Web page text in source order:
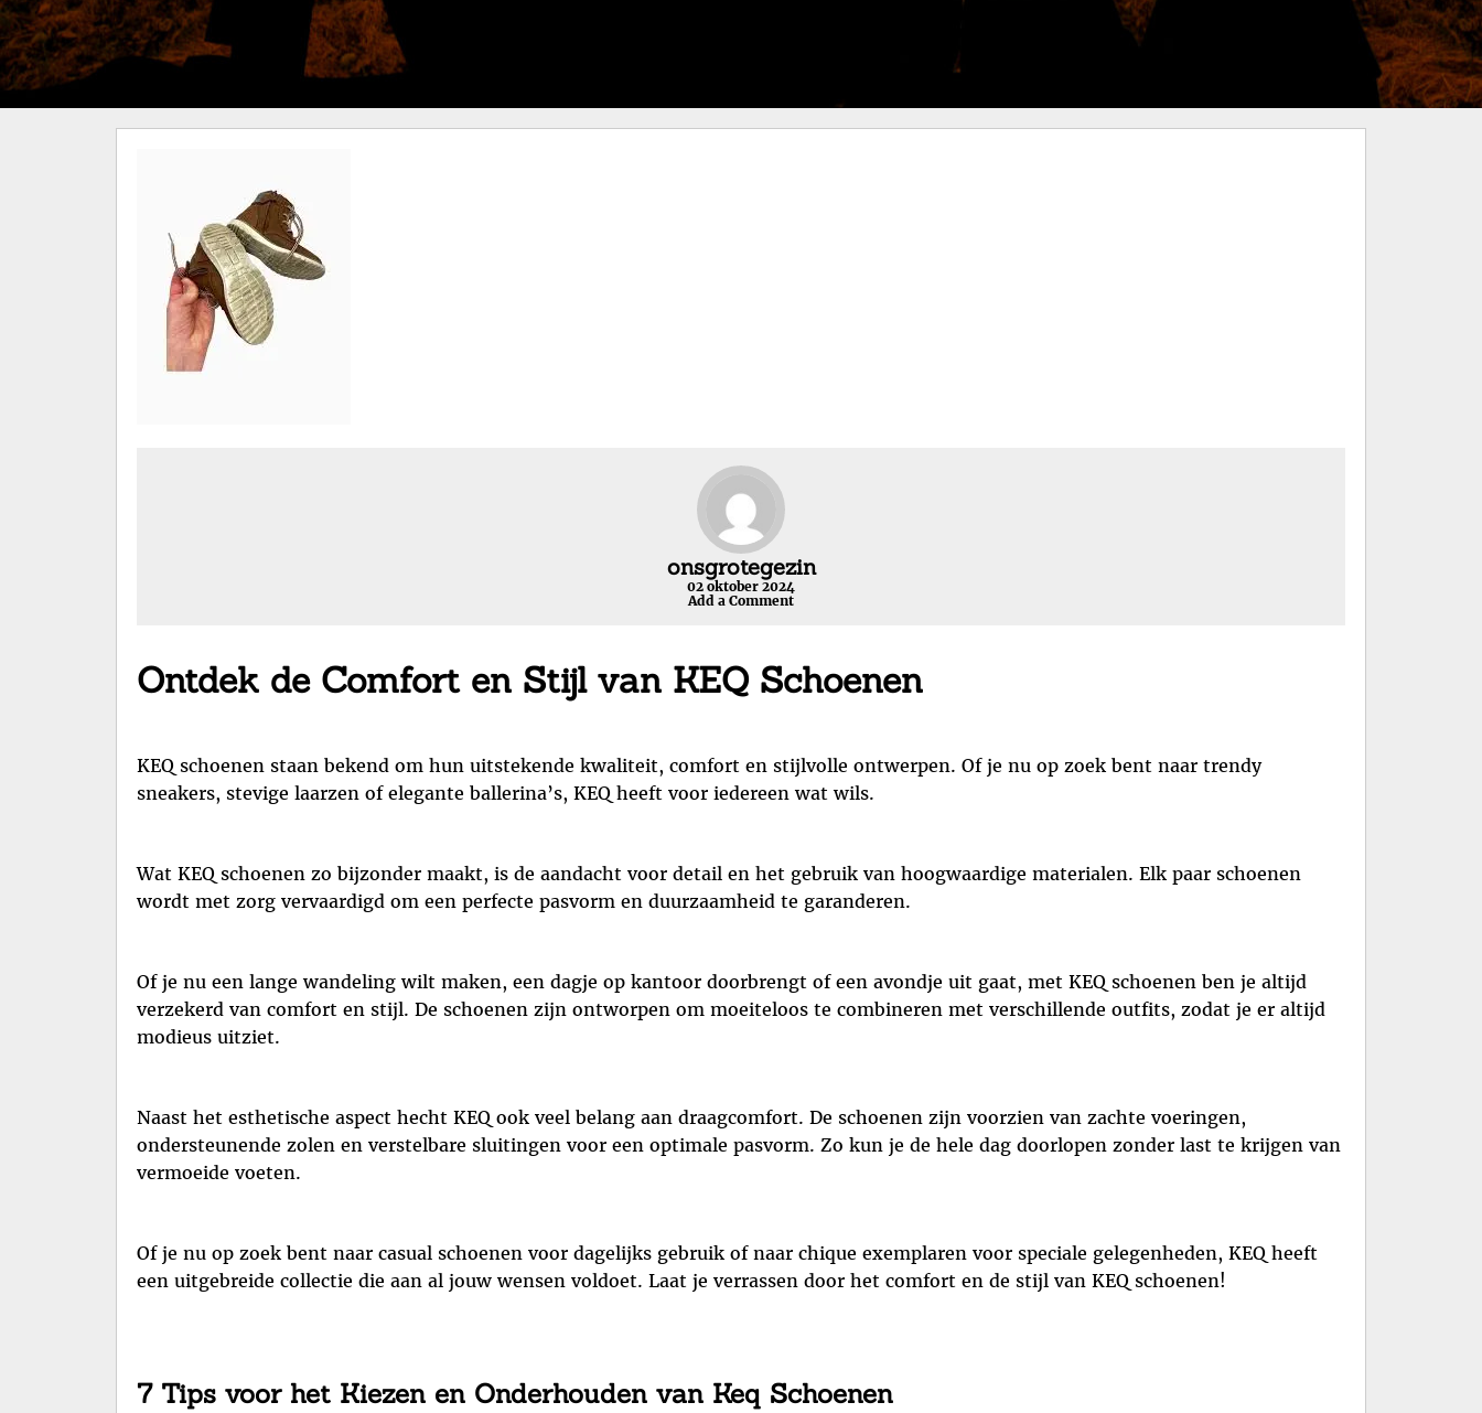
onsgrotegezin
02 oktober 2024
Add a Comment
Ontdek de Comfort en Stijl van KEQ Schoenen
KEQ schoenen staan bekend om hun uitstekende kwaliteit, comfort en stijlvolle ontwerpen. Of je nu op zoek bent naar trendy
sneakers, stevige laarzen of elegante ballerina’s, KEQ heeft voor iedereen wat wils.
Wat KEQ schoenen zo bijzonder maakt, is de aandacht voor detail en het gebruik van hoogwaardige materialen. Elk paar schoenen
wordt met zorg vervaardigd om een perfecte pasvorm en duurzaamheid te garanderen.
Of je nu een lange wandeling wilt maken, een dagje op kantoor doorbrengt of een avondje uit gaat, met KEQ schoenen ben je altijd
verzekerd van comfort en stijl. De schoenen zijn ontworpen om moeiteloos te combineren met verschillende outfits, zodat je er altijd
modieus uitziet.
Naast het esthetische aspect hecht KEQ ook veel belang aan draagcomfort. De schoenen zijn voorzien van zachte voeringen,
ondersteunende zolen en verstelbare sluitingen voor een optimale pasvorm. Zo kun je de hele dag doorlopen zonder last te krijgen van
vermoeide voeten.
Of je nu op zoek bent naar casual schoenen voor dagelijks gebruik of naar chique exemplaren voor speciale gelegenheden, KEQ heeft
een uitgebreide collectie die aan al jouw wensen voldoet. Laat je verrassen door het comfort en de stijl van KEQ schoenen!
7 Tips voor het Kiezen en Onderhouden van Keq Schoenen